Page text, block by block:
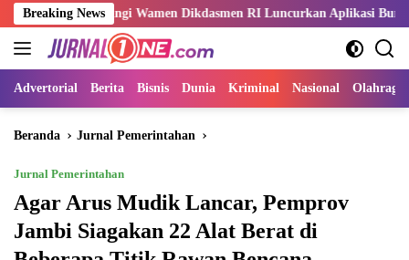
Langsung
ke
konten
Breaking News
Wamen Dikdasmen RI Luncurkan Aplikasi Bungo Pintar
Advertorial Berita Bisnis Dunia Kriminal Nasional Olahraga
Beranda Jurnal Pemerintahan
Jurnal Pemerintahan
Agar Arus Mudik Lancar, Pemprov
Jambi Siagakan 22 Alat Berat di